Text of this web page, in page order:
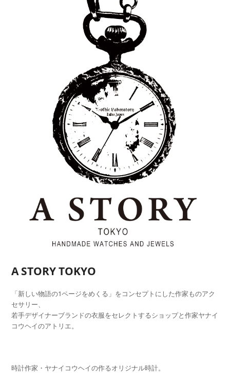
A STORY TOKYO
「新しい物語の1ページをめくる」をコンセプトにした作家ものアク
セサリー、
若手デザイナーブランドの衣服をセレクトするショップと作家ヤナイ
コウヘイのアトリエ。
時計作家・ヤナイコウヘイの作るオリジナル時計。